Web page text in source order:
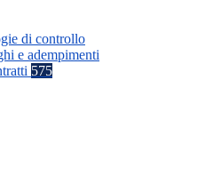
di controllo
e adempimenti
575